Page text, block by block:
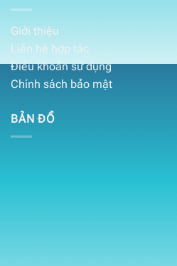
Giới thiệu
Liên hệ hợp tác
Điều khoản sử dụng
Chính sách bảo mật
BẢN ĐỒ